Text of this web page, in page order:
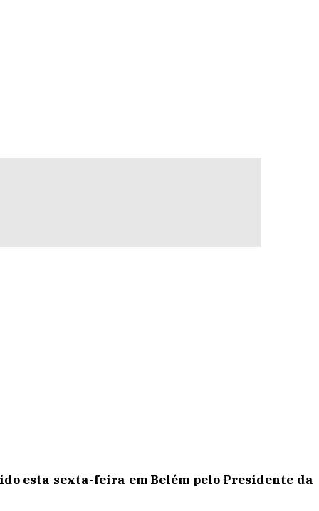
esta sexta-feira em Belém pelo Presidente da